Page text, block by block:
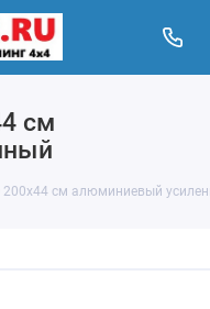
см
200x44 см алюминиевый